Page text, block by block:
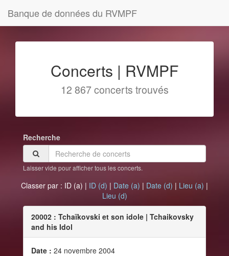
Banque de données du RVMPF
Concerts | RVMPF
12 867 concerts trouvés
Recherche
Laisser vide pour afficher tous les concerts.
Classer par : ID (a) | ID (d) | Date (a) | Date (d) | Lieu (a) |
Lieu (d)
20002 : Tchaïkovski et son idole | Tchaikovsky
and his Idol
Date : 24 novembre 2004